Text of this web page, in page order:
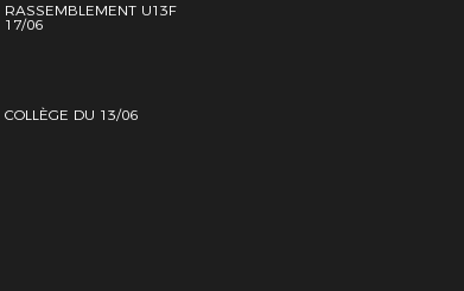
RASSEMBLEMENT U13F
17/06
COLLÈGE DU 13/06